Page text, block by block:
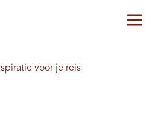
voor je reis